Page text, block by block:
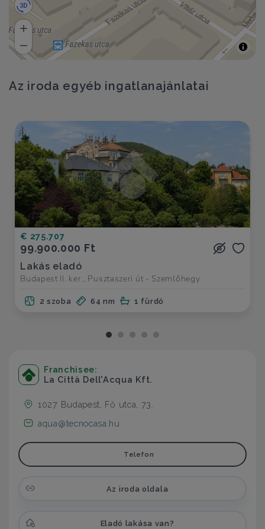
Az iroda egyéb ingatlanajánlatai
€ 275.707
99.900.000 Ft
Lakás eladó
Budapest II. ker., Pusztaszeri út - Szemlőhegy
2 szoba 64 nm 1 fürdő
Franchisee:
La Città Dell'Acqua Kft.
1027 Budapest, Fő utca, 73.
aqua@tecnocasa.hu
Telefon
Az iroda oldala
Eladó lakása van?